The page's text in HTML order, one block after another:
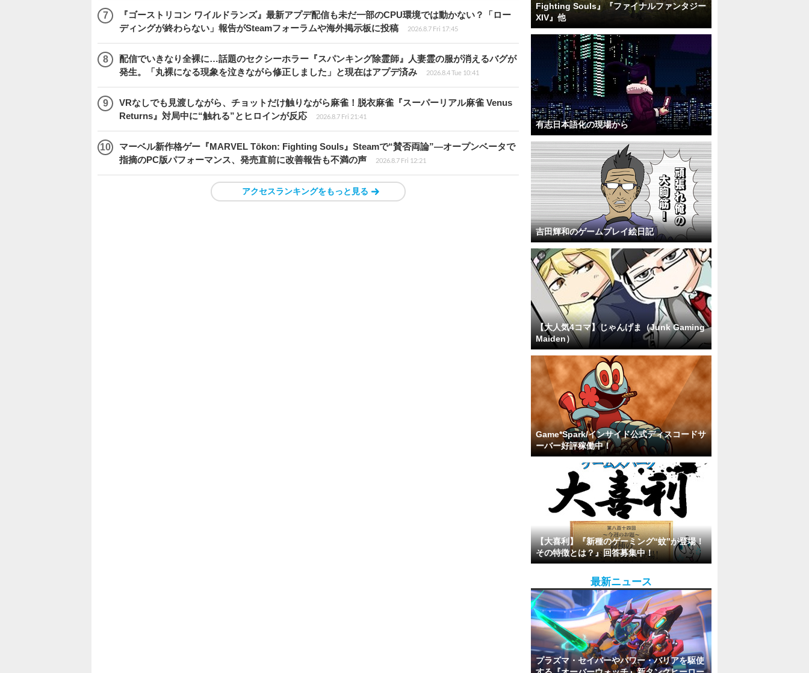
『ゴーストリコン ワイルドランズ』最新アプデ配信も未だ一部のCPU環境では動かない？「ロー
ディングが終わらない」報告がSteamフォーラムや海外掲示板に投稿
2026.8.7 Fri 17:45
配信でいきなり全裸に…話題のセクシーホラー『スパンキング除霊師』人妻霊の服が消えるバグが
発生。「丸裸になる現象を泣きながら修正しました」と現在はアプデ済み
2026.8.4 Tue 10:41
VRなしでも見渡しながら、チョットだけ触りながら麻雀！脱衣麻雀『スーパーリアル麻雀 Venus
Returns』対局中に“触れる”とヒロインが反応
2026.8.7 Fri 21:41
マーベル新作格ゲー『MARVEL Tōkon: Fighting Souls』Steamで“賛否両論”―オープンベータで
指摘のPC版パフォーマンス、発売直前に改善報告も不満の声
2026.8.7 Fri 12:21
アクセスランキングをもっと見る
Fighting Souls』『ファイナルファンタジー
XIV』他
有志日本語化の現場から
吉田輝和のゲームプレイ絵日記
【大人気4コマ】じゃんげま（Junk Gaming
Maiden）
Game*Spark/インサイド公式ディスコードサ
ーバー好評稼働中！
【大喜利】『新種のゲーミング“蚊”が登場！
その特徴とは？』回答募集中！
最新ニュース
プラズマ・セイバーやパワー・バリアを駆使